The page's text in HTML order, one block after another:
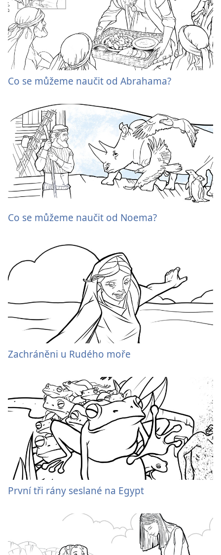
Co se můžeme naučit od Abrahama?
Co se můžeme naučit od Noema?
Zachráněni u Rudého moře
První tři rány seslané na Egypt